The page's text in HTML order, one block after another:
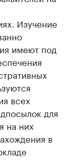
Изучение
имеют под
всех
для
на них
в